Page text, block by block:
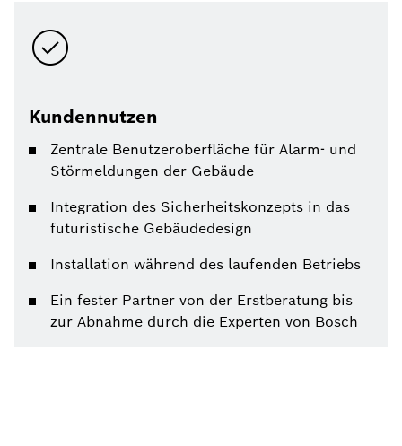
Kundennutzen
Zentrale Benutzeroberfläche für Alarm- und
Störmeldungen der Gebäude
Integration des Sicherheitskonzepts in das
futuristische Gebäudedesign
Installation während des laufenden Betriebs
Ein fester Partner von der Erstberatung bis
zur Abnahme durch die Experten von Bosch